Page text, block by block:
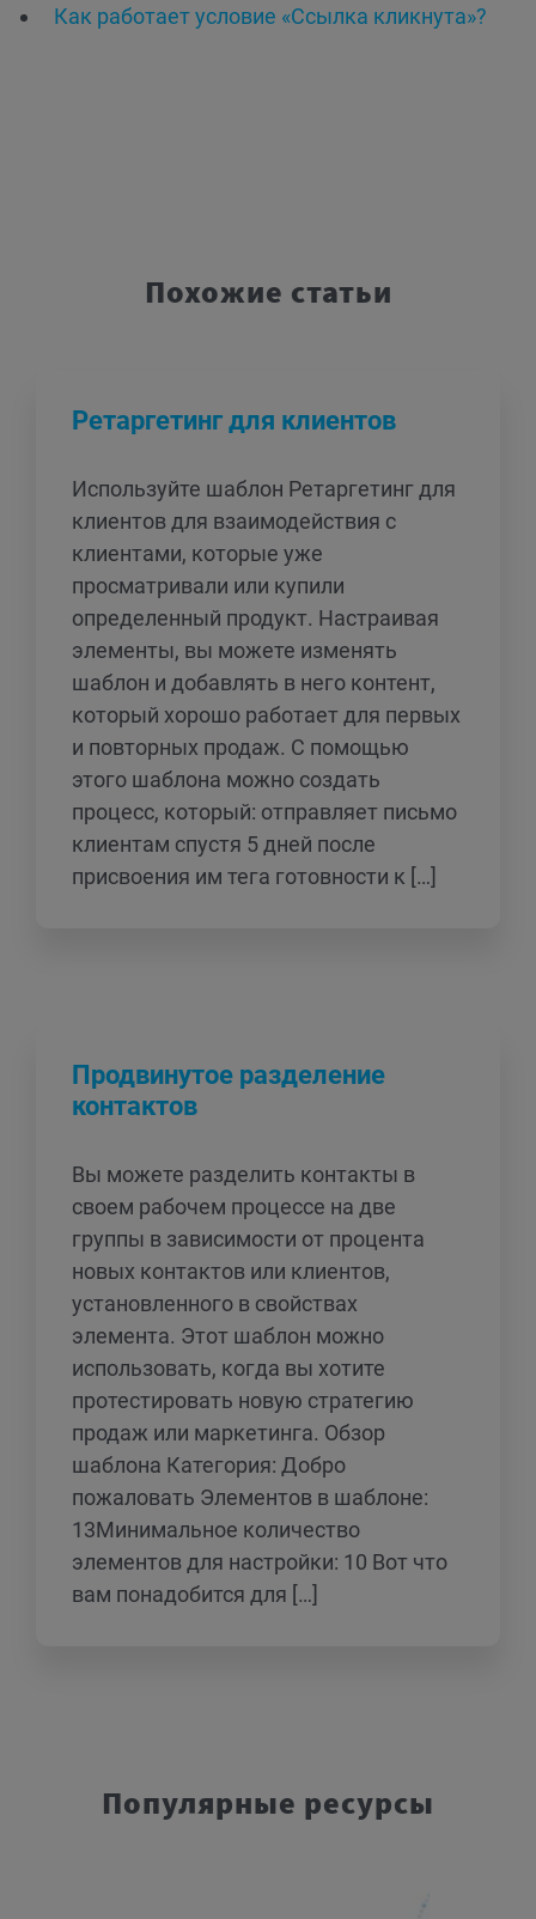
Как работает условие «Ссылка кликнута»?
Похожие статьи
Ретаргетинг для клиентов
Используйте шаблон Ретаргетинг для
клиентов для взаимодействия с
клиентами, которые уже
просматривали или купили
определенный продукт. Настраивая
элементы, вы можете изменять
шаблон и добавлять в него контент,
который хорошо работает для первых
и повторных продаж. С помощью
этого шаблона можно создать
процесс, который: отправляет письмо
клиентам спустя 5 дней после
присвоения им тега готовности к […]
Продвинутое разделение
контактов
Вы можете разделить контакты в
своем рабочем процессе на две
группы в зависимости от процента
новых контактов или клиентов,
установленного в свойствах
элемента. Этот шаблон можно
использовать, когда вы хотите
протестировать новую стратегию
продаж или маркетинга. Обзор
шаблона Категория: Добро
пожаловать Элементов в шаблоне:
13Минимальное количество
элементов для настройки: 10 Вот что
вам понадобится для […]
Популярные ресурсы